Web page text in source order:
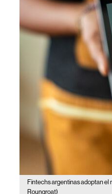
Fintechs argentinas adoptan el
Roungroat)